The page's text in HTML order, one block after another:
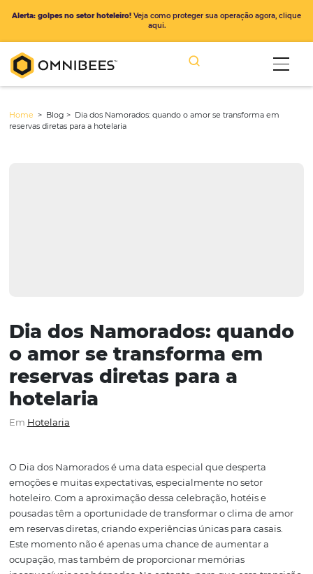
Dia dos Namorados:
o amor se transforma em
hotelaria
EmHotelaria
O Dia dos Namorados é uma data especial que desperta
emoções e muitas expectativas, especialmente no setor
Alerta: golpes no setor hoteleiro!Veja como proteger sua operação